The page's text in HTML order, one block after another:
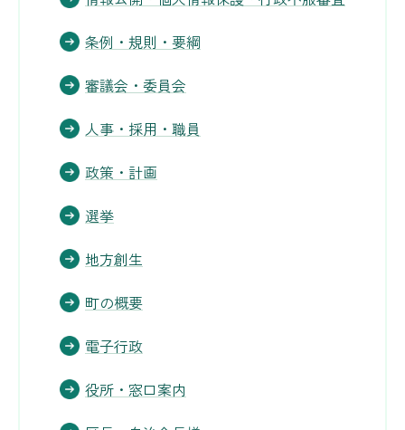
条例・規則・要綱
審議会・委員会
人事・採用・職員
政策・計画
選挙
地方創生
町の概要
電子行政
役所・窓口案内